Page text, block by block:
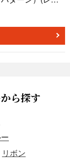
まな塗りつぶし
とができるオー
います。
ら探す
リボン